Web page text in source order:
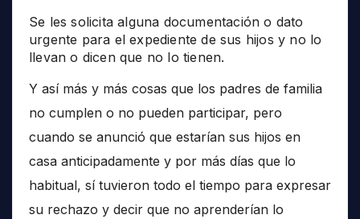
Se les solicita alguna documentación o dato
urgente para el expediente de sus hijos y no lo
llevan o dicen que no lo tienen.
Y así más y más cosas que los padres de familia
no cumplen o no pueden participar, pero
cuando se anunció que estarían sus hijos en
casa anticipadamente y por más días que lo
habitual, sí tuvieron todo el tiempo para expresar
su rechazo y decir que no aprenderían lo